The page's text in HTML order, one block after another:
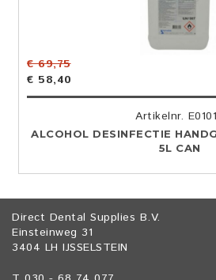
€ 69,75
€ 58,40
Artikelnr.
ALCOHOL DESINFECTIE
5L CAN
Direct Dental Supplies B.V.
Einsteinweg 31
3404 LH IJSSELSTEIN